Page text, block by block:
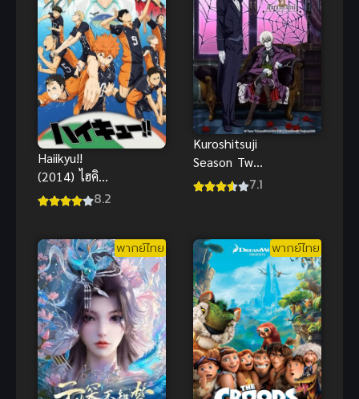
Haiikyu!!
(2014) ไฮคิว!!
คู่ตบฟ้า
8.2
Kuroshitsuji
Season Two
พ่อบ้านปีศาจ
7.1
พากย์ไทย พากย์ไทย